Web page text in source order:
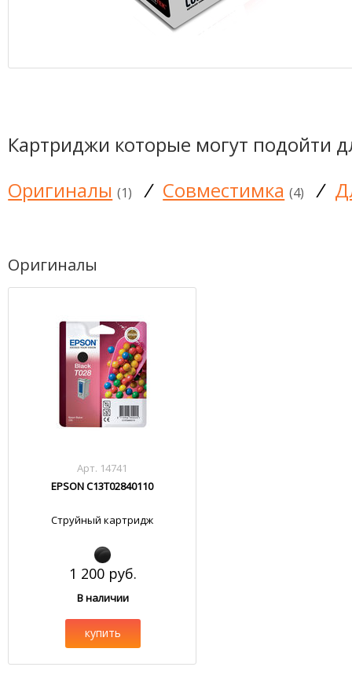
Картриджи которые могут подойти
Оригиналы (1) / Совместимка (4) /
Оригиналы
Арт. 14741
EPSON C13T02840110
Струйный картридж
1 200 руб.
В наличии
купить